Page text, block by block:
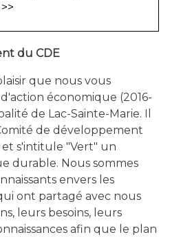
du CDE
que nous vous
économique (2016-
de Lac-Sainte-Marie. Il
de développement
s'intitule "Vert" un
durable. Nous sommes
envers les
ont partagé avec nous
leurs besoins, leurs
afin que le plan